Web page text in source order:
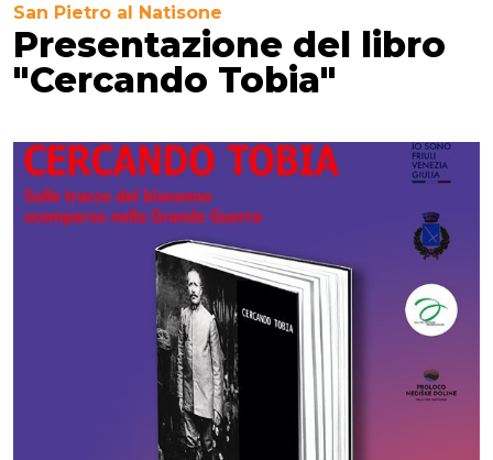
San Pietro al Natisone
Presentazione del libro
"Cercando Tobia"